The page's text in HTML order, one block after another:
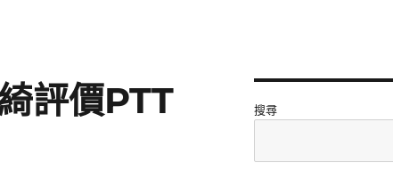
評價PTT
搜尋